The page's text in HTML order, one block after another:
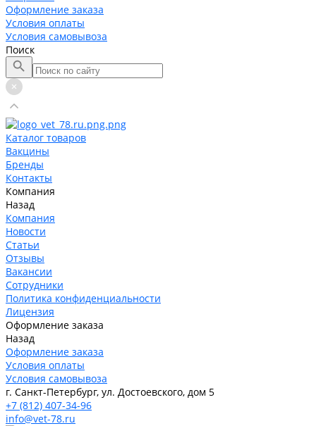
Оформление заказа
Условия оплаты
Условия самовывоза
Поиск
Каталог товаров
Вакцины
Бренды
Контакты
Компания
Назад
Компания
Новости
Статьи
Отзывы
Вакансии
Сотрудники
Политика конфиденциальности
Лицензия
Оформление заказа
Назад
Оформление заказа
Условия оплаты
Условия самовывоза
г. Санкт-Петербург, ул. Достоевского, дом 5
+7 (812) 407-34-96
info@vet-78.ru